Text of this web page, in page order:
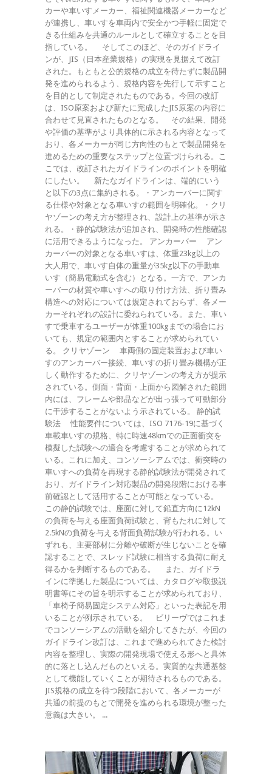
カーや車いすメーカー、福祉関連機器メーカーなど
が連携し、車いすを車両内で安全かつ手軽に固定で
きる仕組みを共通のルールとして確立することを目
指している。 そしてこのほど、そのガイドライ
ンが、JIS（日本産業規格）の実現を見据えて改訂
された。もともと公的規格の成立を待たずに製品開
発を進められるよう、規格内容を先行して示すこと
を目的として制定されたものである。今回の改訂
は、ISO原案および新たに完成したJIS原案の内容に
合わせて見直されたものとなる。 その結果、開発
や評価の基準がより具体的に示される内容となって
おり、各メーカーが同じ方向性のもとで製品開発を
進めるための重要なステップと位置づけられる。こ
こでは、改訂されたガイドラインのポイントを明確
にしたい。 新たなガイドラインは、端的にいう
と以下の3点に集約される。・アンカーバーに関す
る仕様や対象となる車いすの範囲を明確化。・クリ
ヤゾーンの考え方が整理され、設計上の基準が示さ
れる。・静的試験法が追加され、開発時の性能確認
に活用できるようになった。 アンカーバー アン
カーバーの対象となる車いすは、体重23kg以上の
大人用で、車いす自体の重量が35kg以下の手動車
いす（簡易電動式を含む）となる。一方で、アンカ
ーバーの材質や車いすへの取り付け方法、折り畳み
構造への対応については規定されておらず、各メー
カーそれぞれの設計に委ねられている。また、車い
すで乗車するユーザーが体重100kgまでの場合にお
いても、規定の範囲内とすることが求められてい
る。 クリヤゾーン 車両側の固定装置および車い
すのアンカーバー接続、車いすの折り畳み機構が正
しく動作するために、クリヤゾーンの考え方が提示
されている。側面・背面・上面から図解された範囲
内には、フレームや部品などが出っ張って可動部分
に干渉することがないよう示されている。 静的試
験法 性能要件については、ISO 7176-19に基づく
車載車いすの規格、特に時速48kmでの正面衝突を
模擬した試験への適合を考慮することが求められて
いる。これに加え、コンソーシアムでは、衝突時の
車いすへの負荷を再現する静的試験法が開発されて
おり、ガイドライン対応製品の開発段階における事
前確認として活用することが可能となっている。
この静的試験では、座面に対して鉛直方向に12kN
の負荷を与える座面負荷試験と、背もたれに対して
2.5kNの負荷を与える背面負荷試験が行われる。い
ずれも、主要部材に分離や破断が生じないことを確
認することで、スレッド試験に相当する負荷に耐え
得るかを判断するものである。 また、ガイドラ
インに準拠した製品については、カタログや取扱説
明書等にその旨を明示することが求められており、
「車椅子簡易固定システム対応」といった表記を用
いることが例示されている。 ビリーヴではこれま
でコンソーシアムの活動を紹介してきたが、今回の
ガイドライン改訂は、これまで進められてきた検討
内容を整理し、実際の開発現場で使える形へと具体
的に落とし込んだものといえる。実質的な共通基盤
として機能していくことが期待されるものである。
JIS規格の成立を待つ段階において、各メーカーが
共通の前提のもとで開発を進められる環境が整った
意義は大きい。 ...